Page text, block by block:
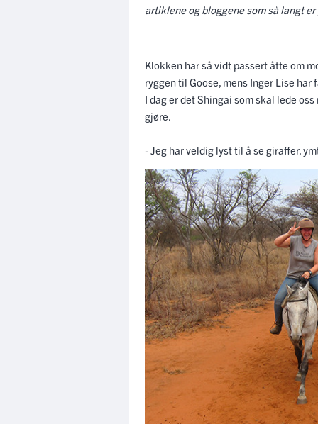
artiklene og bloggene som så langt
Klokken har så vidt passert åtte om
ryggen til Goose, mens Inger Lise
I dag er det Shingai som skal lede
gjøre.
- Jeg har veldig lyst til å se giraffer,